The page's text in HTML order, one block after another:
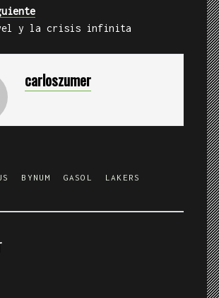
y la crisis infinita
carloszumer
BYNUM GASOL LAKERS